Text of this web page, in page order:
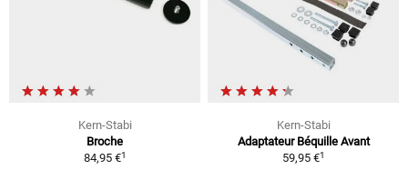
Kern-Stabi
Broche
84,95 €1
Kern-Stabi
Adaptateur Béquille Avant
59,95 €1